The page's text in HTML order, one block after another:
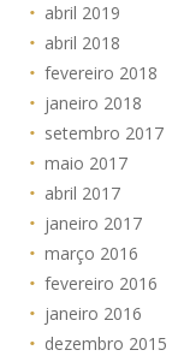
abril 2019
abril 2018
fevereiro 2018
janeiro 2018
setembro 2017
maio 2017
abril 2017
janeiro 2017
março 2016
fevereiro 2016
janeiro 2016
dezembro 2015